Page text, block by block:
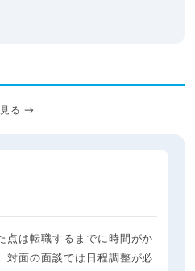
見る →
点は転職するまでに時間がか
対面の面談では日程調整が必